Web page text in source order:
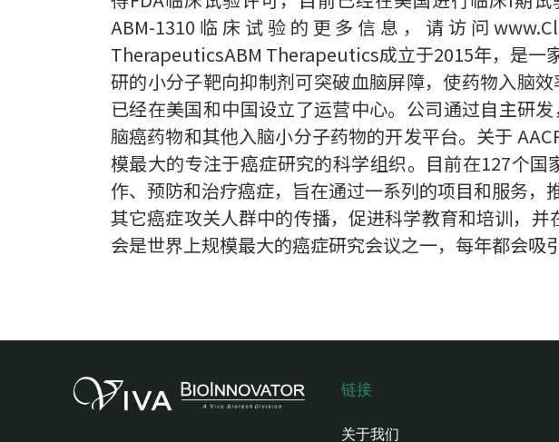
ABM-1310临床试验的更多信息，请访问
TherapeuticsABM Therapeutics成立于2015年，是一
研的小分子靶向抑制剂可突破血脑屏障，使药物入脑
已经在美国和中国设立了运营中心。公司通过自主研
脑癌药物和其他入脑小分子药物的开发平台。关于
模最大的专注于癌症研究的科学组织。目前在127个
作、预防和治疗癌症，旨在通过一系列的项目和服务
其它癌症攻关人群中的传播，促进科学教育和培训，
会是世界上规模最大的癌症研究会议之一，每年都会吸
链接
关于我们